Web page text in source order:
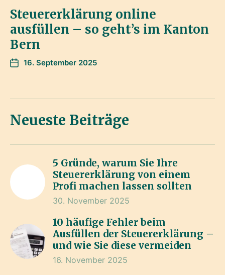
Steuererklärung online
ausfüllen – so geht’s im Kanton
Bern
16. September 2025
Neueste Beiträge
5 Gründe, warum Sie Ihre
Steuererklärung von einem
Profi machen lassen sollten
30. November 2025
10 häufige Fehler beim
Ausfüllen der Steuererklärung –
und wie Sie diese vermeiden
16. November 2025